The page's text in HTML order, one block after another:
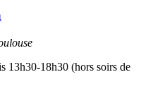
13h30-18h30 (hors soirs de